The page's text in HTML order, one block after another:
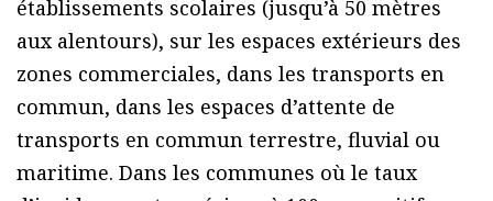
établissements scolaires (jusqu’à 50 mètres
aux alentours), sur les espaces extérieurs des
zones commerciales, dans les transports en
commun, dans les espaces d’attente de
transports en commun terrestre, fluvial ou
maritime. Dans les communes où le taux